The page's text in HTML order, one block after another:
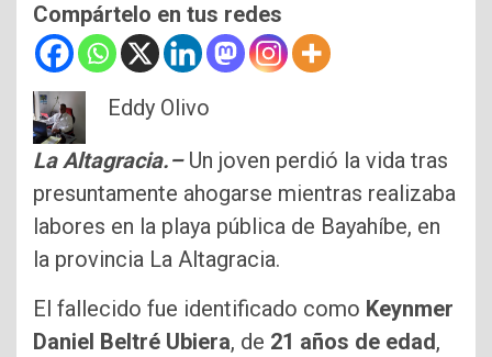
Compártelo en tus redes
Eddy Olivo
La Altagracia.– Un joven perdió la vida tras
presuntamente ahogarse mientras realizaba
labores en la playa pública de Bayahíbe, en
la provincia La Altagracia.
El fallecido fue identificado como Keynmer
Daniel Beltré Ubiera, de 21 años de edad,